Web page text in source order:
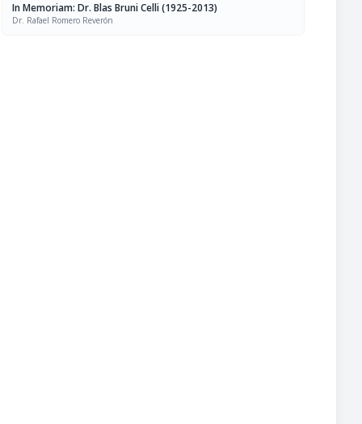
In Memoriam: Dr. Blas Bruni Celli (1925-2013)
Dr. Rafael Romero Reverón